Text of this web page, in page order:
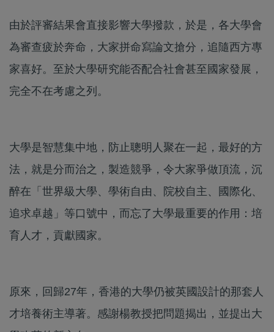
由於評審結果會直接影響大學撥款，於是，各大學會
為審查疲於奔命，大家拼命寫論文搶分，追隨西方專
家喜好。至於大學研究能否配合社會甚至國家發展，
完全不在考慮之列。
大學是智慧集中地，防止聰明人聚在一起，最好的方
法，就是分而治之，製造競爭，令大家爭做頂流，沉
醉在「世界級大學、學術自由、院校自主、國際化、
追求卓越」等口號中，而忘了大學最重要的作用：培
育人才，貢獻國家。
原來，回歸27年，香港的大學仍被英國設計的那套人
才培養術主導著。感謝楊教授把問題揭出，並提出大